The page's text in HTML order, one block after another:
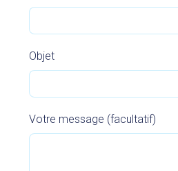
Objet
Votre message (facultatif)